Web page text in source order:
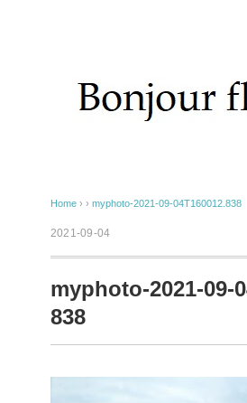
Home › › myphoto-2021-09-04T160012.838
2021-09-04
myphoto-2021-09-
838